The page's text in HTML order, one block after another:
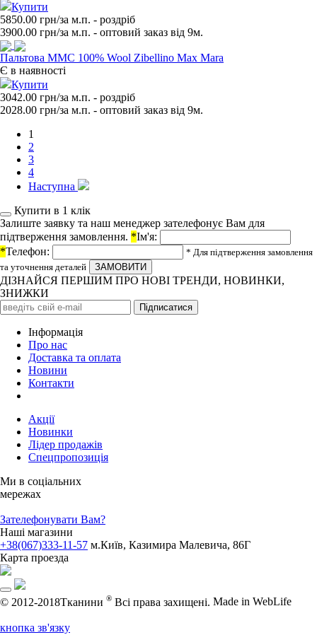
Купити
5850.00 грн/за м.п. - роздрiб
3900.00 грн/за м.п. - оптовий заказ вiд 9м.
Пальтова ММС 100% Wool Zibellino Max Mara
Є в наявності
Купити
3042.00 грн/за м.п. - роздрiб
2028.00 грн/за м.п. - оптовий заказ вiд 9м.
1
2
3
4
Наступна
Купити в 1 клiк
Залиште заявку та наш менеджер зателефонує Вам для
підтверження замовлення. *Ім'я:
*Телефон:
* Для підтверження замовлення
та уточнення деталей
ДІЗНАЙСЯ ПЕРШИМ ПРО НОВІ ТРЕНДИ, НОВИНКИ,
ЗНИЖКИ
Iнформація
Про нас
Доставка та оплата
Новини
Контакти
Акції
Новинки
Лідер продажів
Спецпропозиція
Ми в соціальних
мережах
Зателефонувати Вам?
Наші магазини
+38(067)333-11-57 м.Київ, Казимира Малевича, 86Г
Карта проезда
© 2012-2018Тканини ® Всі права захищені. Made in WebLife
кнопка зв'язку